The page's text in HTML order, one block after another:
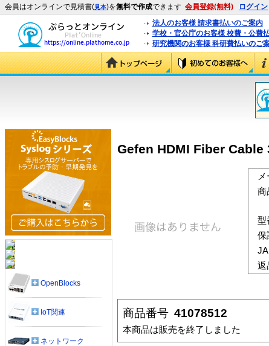
会員はオンラインで見積書(見本)を無料で作成できます 会員登録(無料) ログイン
法人のお客様 請求書払いのご案内
学校・官公庁のお客様 校費・公費
研究機関のお客様 科研費払いのご
Gefen HDMI Fiber Cable
商
型
保
返
商品番号 41078512
本商品は販売を終了しました
OpenBlocks
IoT関連
ネットワーク